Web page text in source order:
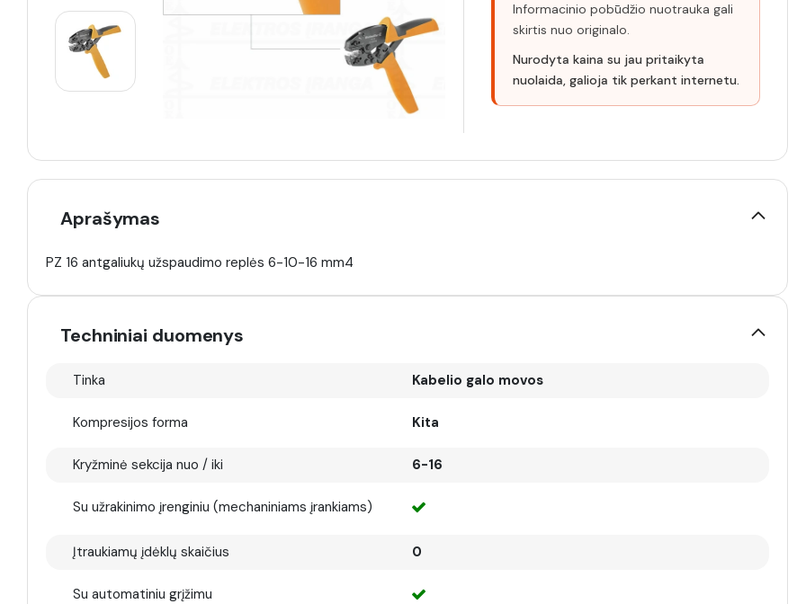
Informacinio pobūdžio nuotrauka gali
skirtis nuo originalo.
Nurodyta kaina su jau pritaikyta
nuolaida, galioja tik perkant internetu.
Aprašymas
PZ 16 antgaliukų užspaudimo replės 6-10-16 mm4
Techniniai duomenys
Tinka Kabelio galo movos
Kompresijos forma Kita
Kryžminė sekcija nuo / iki 6-16
Su užrakinimo įrenginiu (mechaniniams įrankiams)
Įtraukiamų įdėklų skaičius 0
Su automatiniu grįžimu